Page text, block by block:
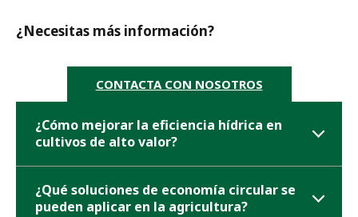
¿Cómo mejorar la eficiencia hídrica en
cultivos de alto valor?
¿Qué soluciones de economía circular se
pueden aplicar en la agricultura?
¿Necesitas más información?
CONTACTA CON NOSOTROS